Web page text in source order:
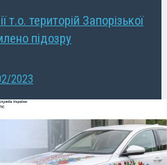
т.о. територій Запорізької
підозру
2023